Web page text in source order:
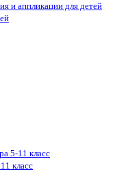
и аппликации для детей
5-11 класс
класс